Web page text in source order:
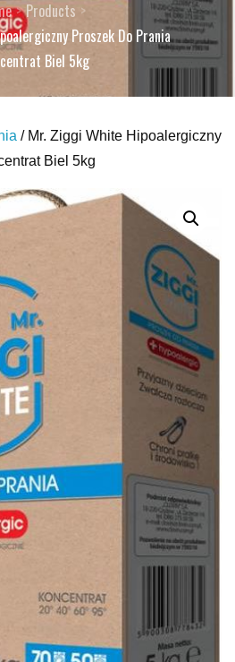
Products
Proszek Do Prania
Biel 5kg
/ Mr. Ziggi White Hipoalergiczny
Biel 5kg